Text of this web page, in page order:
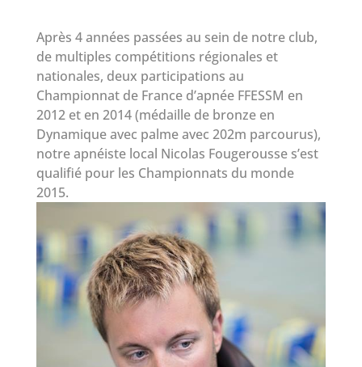
Après 4 années passées au sein de notre club,
de multiples compétitions régionales et
nationales, deux participations au
Championnat de France d’apnée FFESSM en
2012 et en 2014 (médaille de bronze en
Dynamique avec palme avec 202m parcourus),
notre apnéiste local Nicolas Fougerousse s’est
qualifié pour les Championnats du monde
2015.